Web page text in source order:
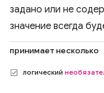
задано или не
значение всегда
принимает несколько
логический